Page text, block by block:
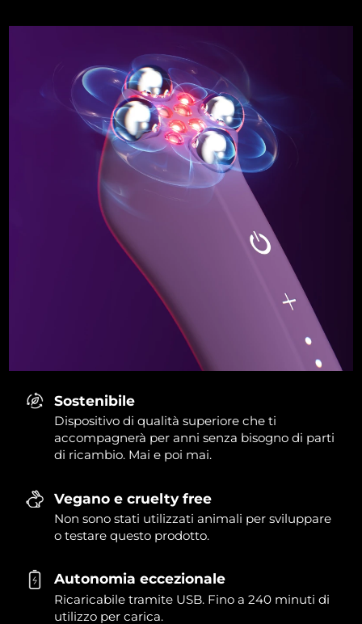
Sostenibile
Dispositivo di qualità superiore che ti
accompagnerà per anni senza bisogno di parti
di ricambio. Mai e poi mai.
Vegano e cruelty free
Non sono stati utilizzati animali per sviluppare
o testare questo prodotto.
Autonomia eccezionale
Ricaricabile tramite USB. Fino a 240 minuti di
utilizzo per carica.